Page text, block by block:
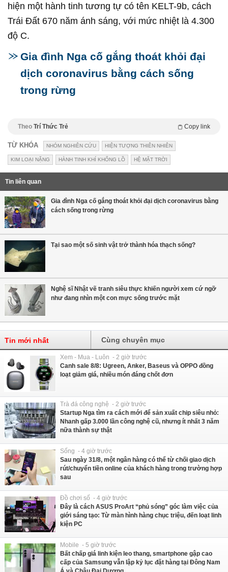
hiện một hành tinh tương tự có tên KELT-9b, cách
Trái Đất 670 năm ánh sáng, với mức nhiệt là 4.300
độ C.
Gia đình Nga cố gắng thoát khỏi đại
dịch coronavirus bằng cách sống
trong rừng
Theo Trí Thức Trẻ Copy link
TỪ KHÓA NHÓM NGHIÊN CỨU HIỆN TƯỢNG THIÊN NHIÊN
KIM LOẠI NẶNG HÀNH TINH KHÍ KHỔNG LỒ HỆ MẶT TRỜI
Tin liên quan
Gia đình Nga cố gắng thoát khỏi đại dịch coronavirus bằng
cách sống trong rừng
Tại sao một số sinh vật trở thành hóa thạch sống?
Nghệ sĩ Nhật vẽ tranh siêu thực khiến người xem cứ ngỡ
như đang nhìn một con mực sống trước mặt
Tin mới nhất Cùng chuyên mục
Xem - Mua - Luôn - 2 giờ trước
Canh sale 8/8: Ugreen, Anker, Baseus và OPPO đồng
loạt giảm giá, nhiều món đáng chốt đơn
Trà đá công nghệ - 2 giờ trước
Startup Nga tìm ra cách mới để sản xuất chip siêu nhỏ:
Nhanh gấp 3.000 lần công nghệ cũ, nhưng ít nhất 3 năm
nữa thành sự thật
Sống - 4 giờ trước
Sau ngày 31/8, một ngân hàng có thể từ chối giao dịch
rút/chuyển tiền online của khách hàng trong trường hợp
sau
Đồ chơi số - 4 giờ trước
Đây là cách ASUS ProArt “phủ sóng” góc làm việc của
giới sáng tạo: Từ màn hình hàng chục triệu, đến loạt linh
kiện PC
Mobile - 5 giờ trước
Bất chấp giá linh kiện leo thang, smartphone gập cao
cấp của Samsung vẫn lập kỷ lục đặt hàng tại Đông Nam